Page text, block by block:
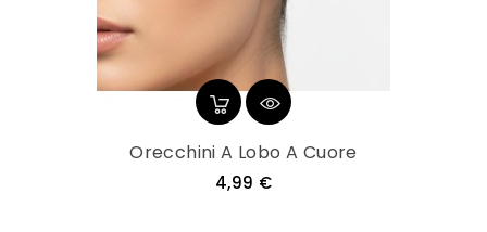
Orecchini A Lobo A Cuore
4,99 €Prezzo